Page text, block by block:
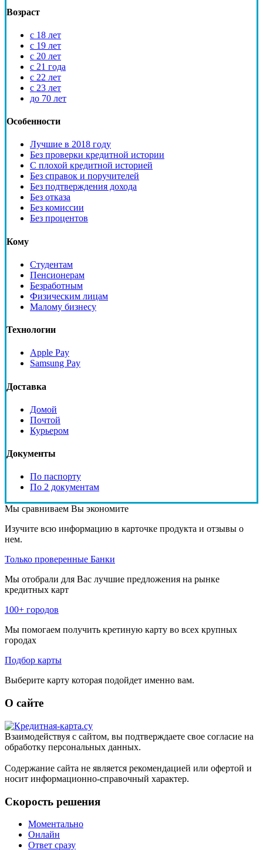
Возраст
с 18 лет
с 19 лет
с 20 лет
с 21 года
с 22 лет
с 23 лет
до 70 лет
Особенности
Лучшие в 2018 году
Без проверки кредитной истории
С плохой кредитной историей
Без справок и поручителей
Без подтверждения дохода
Без отказа
Без комиссии
Без процентов
Кому
Студентам
Пенсионерам
Безработным
Физическим лицам
Малому бизнесу
Технологии
Apple Pay
Samsung Pay
Доставка
Домой
Почтой
Курьером
Документы
По паспорту
По 2 документам
Мы сравниваем Вы экономите
Изучите всю информацию в карточке продукта и отзывы о
нем.
Только проверенные Банки
Мы отобрали для Вас лучшие предложения на рынке
кредитных карт
100+ городов
Мы помогаем получить кретиную карту во всех крупных
городах
Подбор карты
Выберите карту которая подойдет именно вам.
О сайте
Взаимодействуя с сайтом, вы подтверждаете свое согласие на
обработку персональных данных.
Содержание сайта не является рекомендацией или офертой и
носит информационно-справочный характер.
Скорость решения
Моментально
Онлайн
Ответ сразу